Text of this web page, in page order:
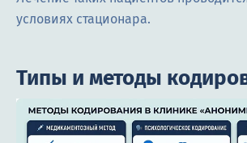
условиях стационара.
Типы и методы